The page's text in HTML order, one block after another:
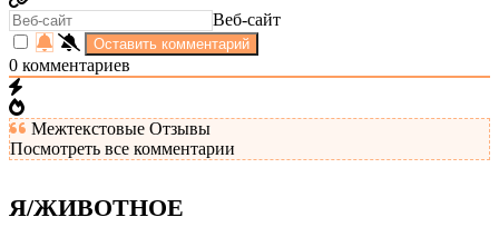
Веб-сайт
0 комментариев
Межтекстовые Отзывы
Посмотреть все комментарии
Я/ЖИВОТНОЕ